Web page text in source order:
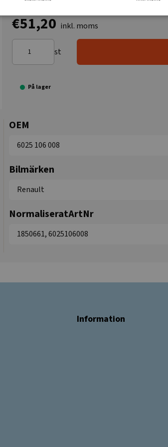
€51,20 inkl. moms
st
På lager
OEM
6025 106 008
Bilmärken
Renault
NormaliseratArtNr
1850661, 6025106008
Information